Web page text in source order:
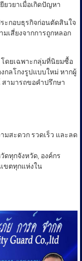
ยวยาเมื่อเกิดปัญหา
ะกอบธุรกิจก่อนตัดสินใจ
เสี่ยงจากการถูกหลอก
ดยเฉพาะกลุ่มที่นิยมซื้อ
กลโกงรูปแบบใหม่ หากผู้
ามารถขอคำปรึกษา
มสะดวก รวดเร็ว และลด
ทุกจังหวัด, องค์กร
ขตทุกแห่งใน